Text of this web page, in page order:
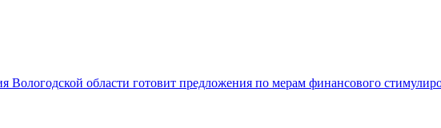
Вологодской области готовит предложения по мерам финансового